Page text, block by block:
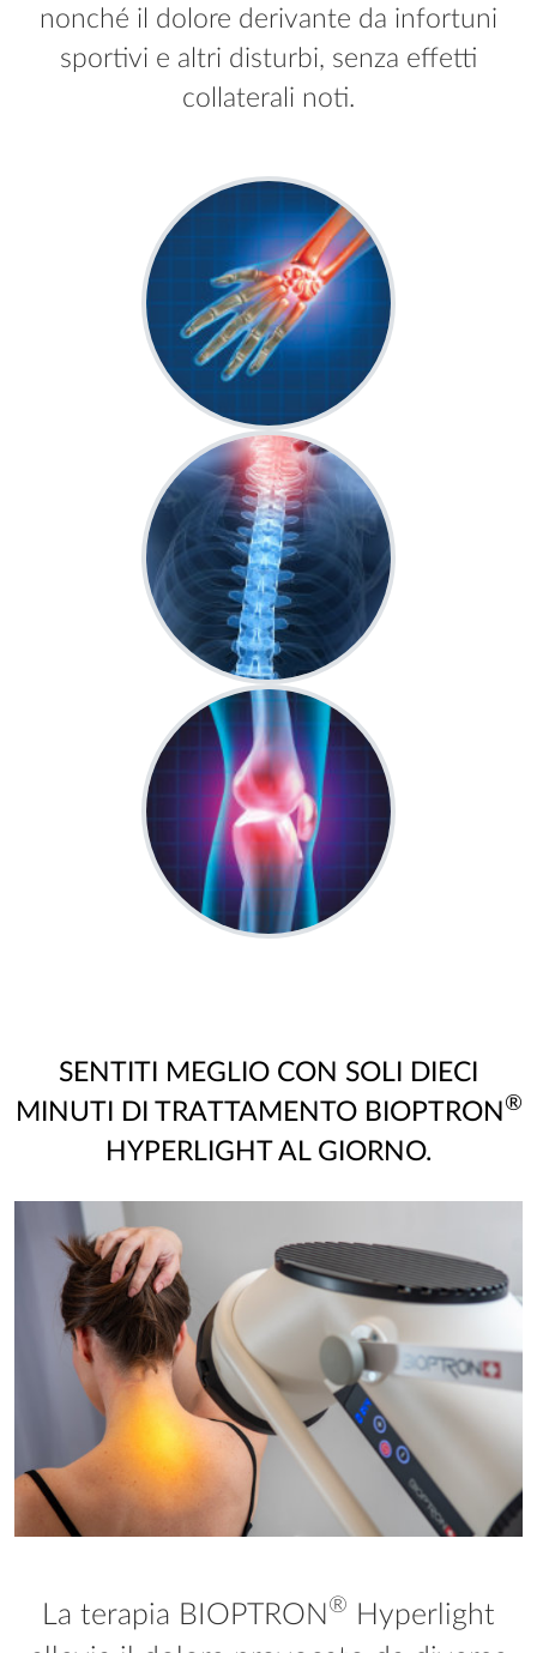
nonché il dolore derivante da infortuni
sportivi e altri disturbi, senza effetti
collaterali noti.
SENTITI MEGLIO CON SOLI DIECI
MINUTI DI TRATTAMENTO BIOPTRON ®
HYPERLIGHT AL GIORNO.
La terapia BIOPTRON ®
Hyperlight